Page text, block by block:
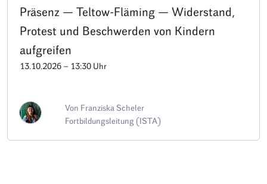
Präsenz — Teltow-Fläming — Widerstand,
Protest und Beschwerden von Kindern
aufgreifen
13.10.2026 – 13:30 Uhr
Von Franziska Scheler
Fortbildungsleitung (ISTA)